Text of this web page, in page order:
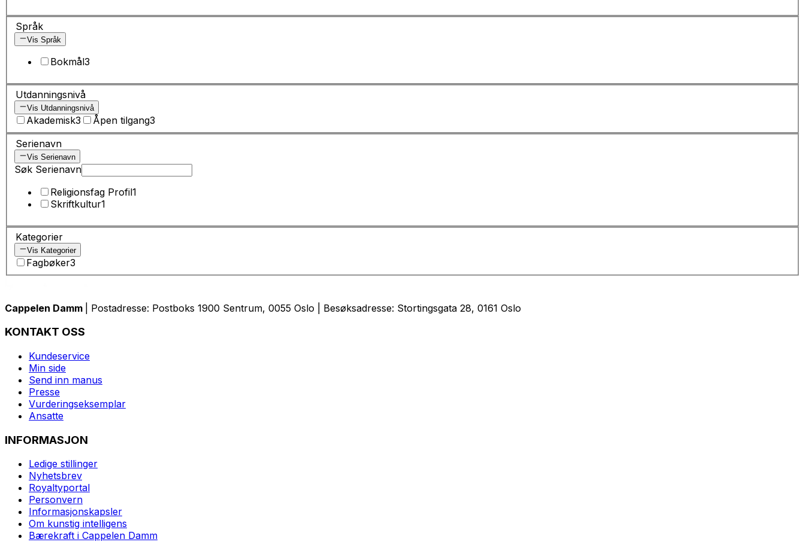
Språk
Vis Språk
Bokmål3
Utdanningsnivå
Vis Utdanningsnivå
Akademisk3 Åpen tilgang3
Serienavn
Vis Serienavn
Søk Serienavn
Religionsfag Profil1
Skriftkultur1
Kategorier
Vis Kategorier
Fagbøker3
Cappelen Damm | Postadresse: Postboks 1900 Sentrum, 0055 Oslo | Besøksadresse: Stortingsgata 28, 0161 Oslo
KONTAKT OSS
Kundeservice
Min side
Send inn manus
Presse
Vurderingseksemplar
Ansatte
INFORMASJON
Ledige stillinger
Nyhetsbrev
Royaltyportal
Personvern
Informasjonskapsler
Om kunstig intelligens
Bærekraft i Cappelen Damm